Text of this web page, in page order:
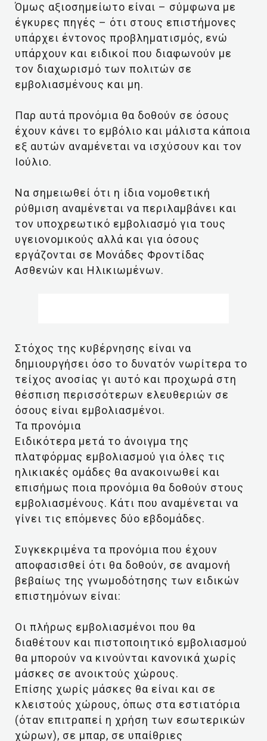
Όμως αξιοσημείωτο είναι – σύμφωνα με
έγκυρες πηγές – ότι στους επιστήμονες
υπάρχει έντονος προβληματισμός, ενώ
υπάρχουν και ειδικοί που διαφωνούν με
τον διαχωρισμό των πολιτών σε
εμβολιασμένους και μη.
Παρ αυτά προνόμια θα δοθούν σε όσους
έχουν κάνει το εμβόλιο και μάλιστα κάποια
εξ αυτών αναμένεται να ισχύσουν και τον
Ιούλιο.
Να σημειωθεί ότι η ίδια νομοθετική
ρύθμιση αναμένεται να περιλαμβάνει και
τον υποχρεωτικό εμβολιασμό για τους
υγειονομικούς αλλά και για όσους
εργάζονται σε Μονάδες Φροντίδας
Ασθενών και Ηλικιωμένων.
Στόχος της κυβέρνησης είναι να
δημιουργήσει όσο το δυνατόν νωρίτερα το
τείχος ανοσίας γι αυτό και προχωρά στη
θέσπιση περισσότερων ελευθεριών σε
όσους είναι εμβολιασμένοι.
Τα προνόμια
Ειδικότερα μετά το άνοιγμα της
πλατφόρμας εμβολιασμού για όλες τις
ηλικιακές ομάδες θα ανακοινωθεί και
επισήμως ποια προνόμια θα δοθούν στους
εμβολιασμένους. Κάτι που αναμένεται να
γίνει τις επόμενες δύο εβδομάδες.
Συγκεκριμένα τα προνόμια που έχουν
αποφασισθεί ότι θα δοθούν, σε αναμονή
βεβαίως της γνωμοδότησης των ειδικών
επιστημόνων είναι:
Οι πλήρως εμβολιασμένοι που θα
διαθέτουν και πιστοποιητικό εμβολιασμού
θα μπορούν να κινούνται κανονικά χωρίς
μάσκες σε ανοικτούς χώρους.
Επίσης χωρίς μάσκες θα είναι και σε
κλειστούς χώρους, όπως στα εστιατόρια
(όταν επιτραπεί η χρήση των εσωτερικών
χώρων), σε μπαρ, σε υπαίθριες